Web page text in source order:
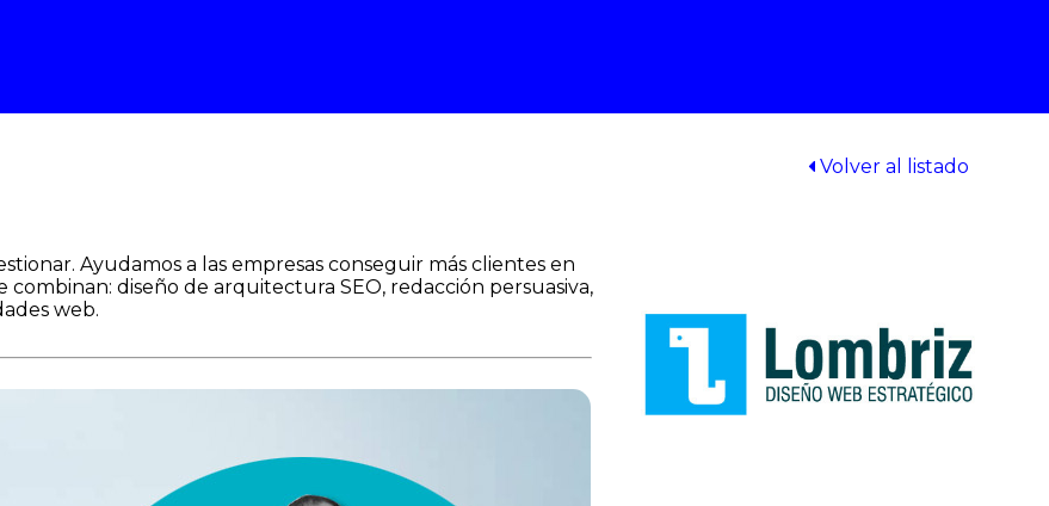
Volver al listado
Ayudamos a las empresas conseguir más clientes en
diseño de arquitectura SEO, redacción persuasiva,
web.